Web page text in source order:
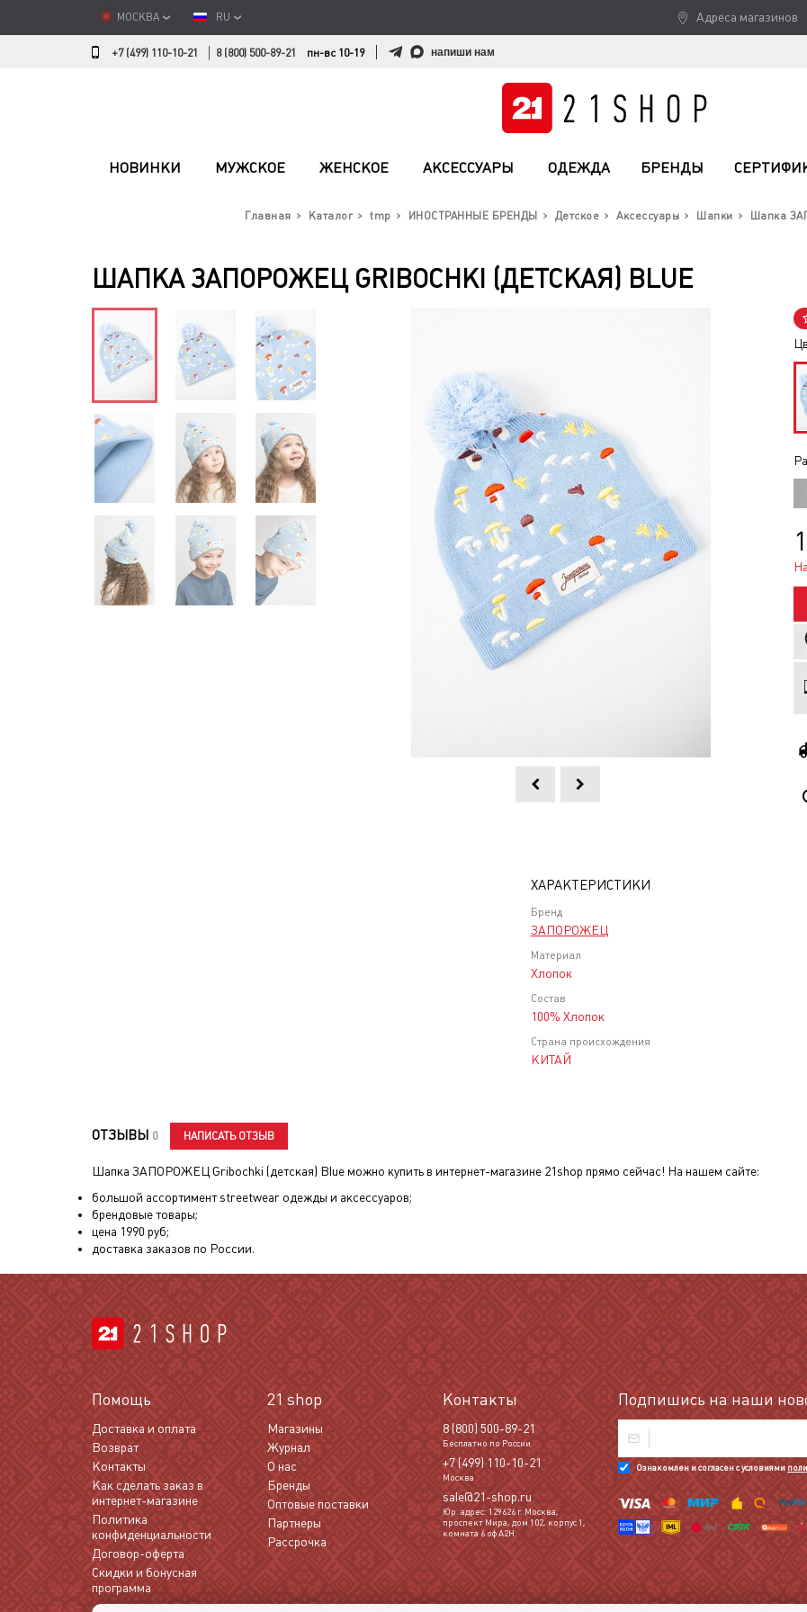
МОСКВА RU Адреса магазинов
+7 (499) 110-10-21 8 (800) 500-89-21 пн-вс 10-19 напиши нам
НОВИНКИ МУЖСКОЕ ЖЕНСКОЕ АКСЕССУАРЫ ОДЕЖДА БРЕНДЫ
Главная Каталог tmp ИНОСТРАННЫЕ БРЕНДЫ Детское Аксессуары Шапки Шапка
ШАПКА ЗАПОРОЖЕЦ GRIBOCHKI (ДЕТСКАЯ) BLUE
ХАРАКТЕРИСТИКИ
Бренд
ЗАПОРОЖЕЦ
Материал
Хлопок
Состав
100% Хлопок
Страна происхождения
КИТАЙ
ОТЗЫВЫ 0 НАПИСАТЬ ОТЗЫВ
Шапка ЗАПОРОЖЕЦ Gribochki (детская) Blueможно купить в интернет-магазине 21shop прямо сейчас! На нашем сайте:
большой ассортимент streetwear одежды и аксессуаров;
брендовые товары;
цена 1990 руб;
доставка заказов по России.
Подпишись на наши
Ознакомлен и согласен с условиями
21 shop
Магазины
Журнал
О нас
Бренды
Оптовые поставки
Партнеры
Рассрочка
Помощь
Доставка и оплата
Возврат
Контакты
Как сделать заказ в
интернет-магазине
Политика
конфиденциальности
Договор-оферта
Скидки и бонусная
программа
Контакты
8 (800) 500-89-21
Бесплатно по России
+7 (499) 110-10-21
Москва
sale@21-shop.ru
Юр. адрес: 129626 г. Москва,
проспект Мира, дом 102, корпус 1,
комната 6 оф А2Н.